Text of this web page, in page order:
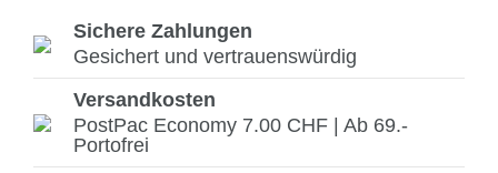
Sichere Zahlungen
Gesichert und vertrauenswürdig
Versandkosten
PostPac Economy 7.00 CHF | Ab 69.-
Portofrei